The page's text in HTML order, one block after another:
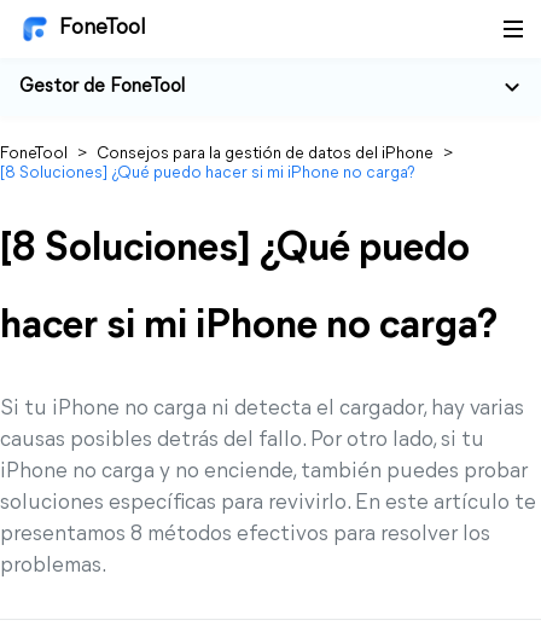
FoneTool
Gestor de FoneTool
FoneTool > Consejos para la gestión de datos del iPhone
>
[8 Soluciones] ¿Qué puedo hacer si mi iPhone no carga?
[8 Soluciones] ¿Qué puedo
hacer si mi iPhone no carga?
Si tu iPhone no carga ni detecta el cargador, hay varias
causas posibles detrás del fallo. Por otro lado, si tu
iPhone no carga y no enciende, también puedes probar
soluciones específicas para revivirlo. En este artículo te
presentamos 8 métodos efectivos para resolver los
problemas.